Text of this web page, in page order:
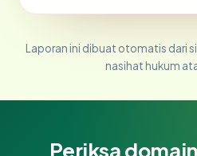
Laporan ini dibuat otomatis dari
nasihat hukum
Periksa